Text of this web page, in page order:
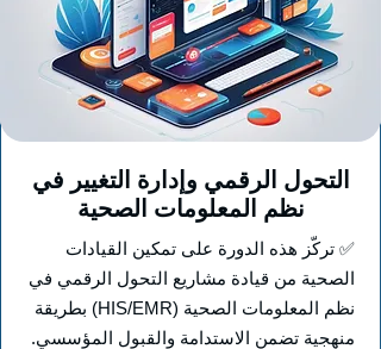
التحول الرقمي وإدارة التغيير في
نظم المعلومات الصحية
✅ تركّز هذه الدورة على تمكين القيادات
الصحية من قيادة مشاريع التحول الرقمي في
نظم المعلومات الصحية (HIS/EMR) بطريقة
منهجية تضمن الاستدامة والقبول المؤسسي.